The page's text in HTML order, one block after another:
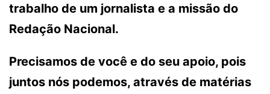
trabalho de um jornalista e a missão do
Redação Nacional.
Precisamos de você e do seu apoio, pois
juntos nós podemos, através de matérias